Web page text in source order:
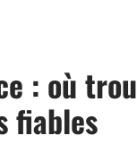
: où
fiables